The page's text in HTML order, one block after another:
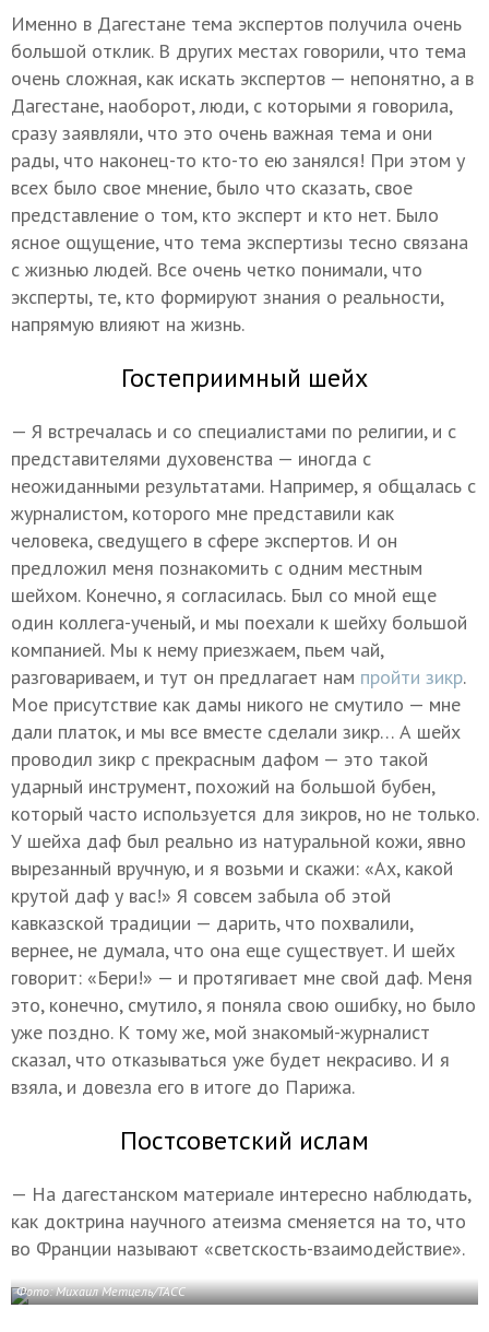
Именно в Дагестане тема экспертов получила очень
большой отклик. В других местах говорили, что тема
очень сложная, как искать экспертов — непонятно, а в
Дагестане, наоборот, люди, с которыми я говорила,
сразу заявляли, что это очень важная тема и они
рады, что наконец-то кто-то ею занялся! При этом у
всех было свое мнение, было что сказать, свое
представление о том, кто эксперт и кто нет. Было
ясное ощущение, что тема экспертизы тесно связана
с жизнью людей. Все очень четко понимали, что
эксперты, те, кто формируют знания о реальности,
напрямую влияют на жизнь.
Гостеприимный шейх
— Я встречалась и со специалистами по религии, и с
представителями духовенства — иногда с
неожиданными результатами. Например, я общалась с
журналистом, которого мне представили как
человека, сведущего в сфере экспертов. И он
предложил меня познакомить с одним местным
шейхом. Конечно, я согласилась. Был со мной еще
один коллега-ученый, и мы поехали к шейху большой
компанией. Мы к нему приезжаем, пьем чай,
разговариваем, и тут он предлагает нам пройти зикр.
Мое присутствие как дамы никого не смутило — мне
дали платок, и мы все вместе сделали зикр… А шейх
проводил зикр с прекрасным дафом — это такой
ударный инструмент, похожий на большой бубен,
который часто используется для зикров, но не только.
У шейха даф был реально из натуральной кожи, явно
вырезанный вручную, и я возьми и скажи: «Ах, какой
крутой даф у вас!» Я совсем забыла об этой
кавказской традиции — дарить, что похвалили,
вернее, не думала, что она еще существует. И шейх
говорит: «Бери!» — и протягивает мне свой даф. Меня
это, конечно, смутило, я поняла свою ошибку, но было
уже поздно. К тому же, мой знакомый-журналист
сказал, что отказываться уже будет некрасиво. И я
взяла, и довезла его в итоге до Парижа.
Постсоветский ислам
— На дагестанском материале интересно наблюдать,
как доктрина научного атеизма сменяется на то, что
во Франции называют «светскость-взаимодействие».
Фото: Михаил Метцель/ТАСС